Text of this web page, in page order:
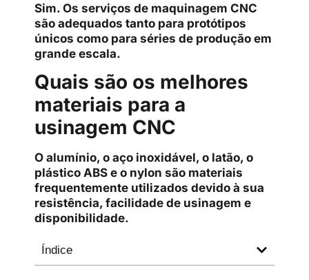
Índice
Sim. Os serviços de maquinagem CNC
são adequados tanto para protótipos
únicos como para séries de produção em
grande escala.
Quais são os melhores
materiais para a
usinagem CNC
O alumínio, o aço inoxidável, o latão, o
plástico ABS e o nylon são materiais
frequentemente utilizados devido à sua
resistência, facilidade de usinagem e
disponibilidade.